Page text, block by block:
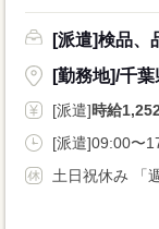
[派遣]検品、
[勤務地]/千
[派遣]時給
[派遣]09:00〜